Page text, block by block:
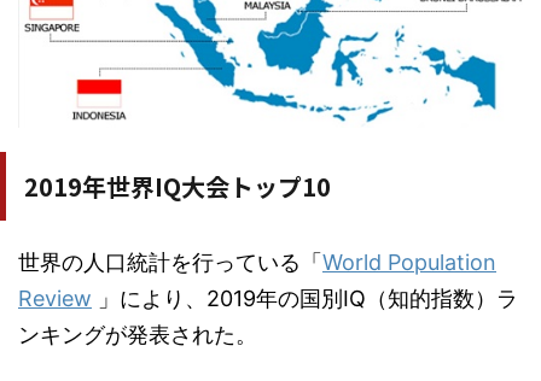
2019年世界IQ大会トップ10
世界の人口統計を行っている「World Population
Review 」により、2019年の国別IQ（知的指数）ラ
ンキングが発表された。